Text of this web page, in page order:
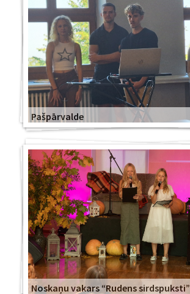
Pašpārvalde
Noskaņu vakars “Rudens sirdspuksti”